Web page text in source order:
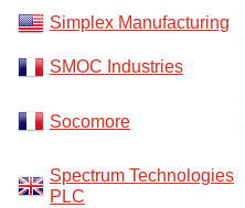
Simplex Manufacturing
SMOC Industries
Socomore
Spectrum Technologies
PLC